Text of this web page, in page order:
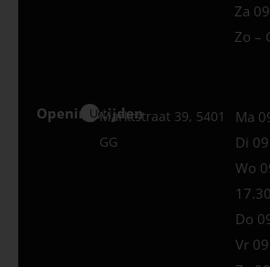
Za
Zo –
Openingstijden
Uden
Marktstraat 39, 5401
GG
Ma
Di
Wo
Do
Vr